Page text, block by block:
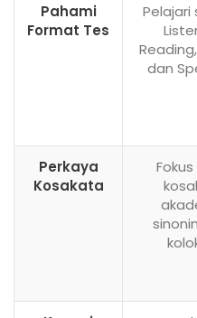
Pahami
Format Tes
Pelajari
dan
Perkaya
Kosakata